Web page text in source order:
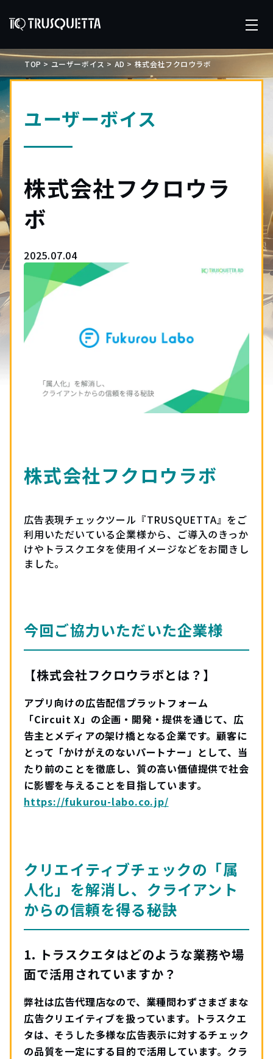
TOP > ユーザーボイス > AD > 株式会社フクロウラボ
ユーザーボイス
株式会社フクロウラ
ボ
2025.07.04
株式会社フクロウラボ
広告表現チェックツール『TRUSQUETTA』をご
利用いただいている企業様から、ご導入のきっか
けやトラスクエタを使用イメージなどをお聞きし
ました。
今回ご協力いただいた企業様
【株式会社フクロウラボとは？】
アプリ向けの広告配信プラットフォーム
「Circuit X」の企画・開発・提供を通じて、広
告主とメディアの架け橋となる企業です。顧客に
とって「かけがえのないパートナー」として、当
たり前のことを徹底し、質の高い価値提供で社会
に影響を与えることを目指しています。
https://fukurou-labo.co.jp/
クリエイティブチェックの「属
人化」を解消し、クライアント
からの信頼を得る秘訣
1. トラスクエタはどのような業務や場
面で活用されていますか？
弊社は広告代理店なので、業種問わずさまざまな
広告クリエイティブを扱っています。トラスクエ
タは、そうした多様な広告表示に対するチェック
の品質を一定にする目的で活用しています。クラ